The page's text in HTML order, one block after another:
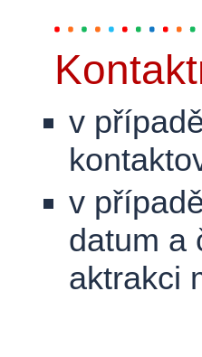
v
v
datum a
aktrakci